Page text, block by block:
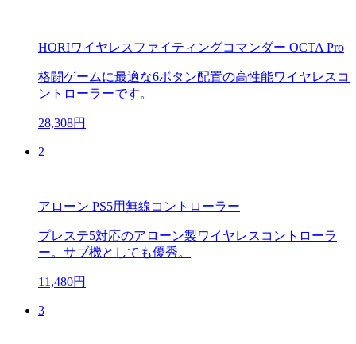
HORIワイヤレスファイティングコマンダー OCTA Pro
格闘ゲームに最適な6ボタン配置の高性能ワイヤレスコ
ントローラーです。
28,308円
2
アローン PS5用無線コントローラー
プレステ5対応のアローン製ワイヤレスコントローラ
ー。サブ機としても優秀。
11,480円
3